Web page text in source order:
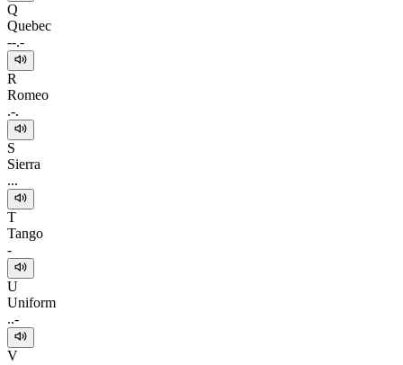
Q
Quebec
--.-
R
Romeo
.-.
S
Sierra
...
T
Tango
-
U
Uniform
..-
V